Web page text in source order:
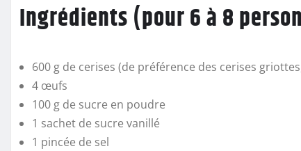
Ingrédients (pour 6 à 8
600 g de cerises (de préférence des cerises
4 œufs
100 g de sucre en poudre
1 sachet de sucre vanillé
1 pincée de sel